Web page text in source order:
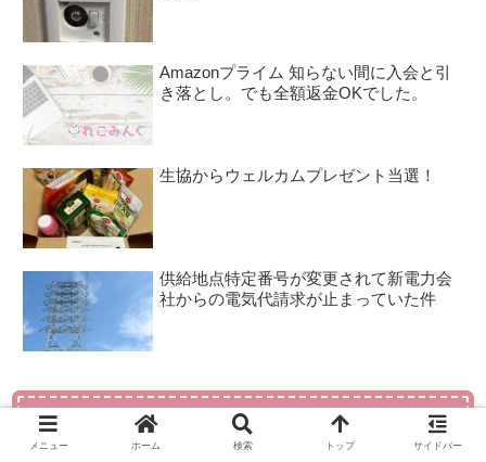
Amazonプライム 知らない間に入会と引
き落とし。でも全額返金OKでした。
生協からウェルカムプレゼント当選！
供給地点特定番号が変更されて新電力会
社からの電気代請求が止まっていた件
人気記事
メニュー ホーム 検索 トップ サイドバー